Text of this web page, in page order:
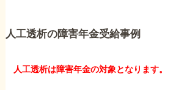
人工透析の障害年金受給事例
人工透析は障害年金の対象となります。